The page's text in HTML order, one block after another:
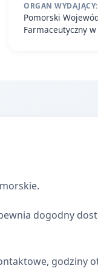
ORGAN WYDAJĄCY:
Pomorski
Farmaceutyczny
dogodny
godziny